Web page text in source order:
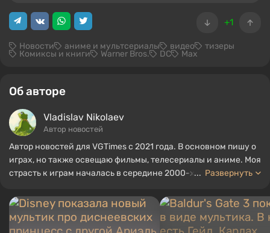
+1
Новости аниме и мультсериалы видео тизеры
Комиксы и книги Warner Bros. DC Max
Об авторе
Vladislav Nikolaev
Автор новостей
Автор новостей для VGTimes с 2021 года. В основном пишу о
играх, но также освещаю фильмы, телесериалы и аниме. Моя
страсть к играм началась в середине 2000-х. Я в основном
моих любимых игр всех времен включают Fallout, Borderlands
и The Witcher.
... Развернуть